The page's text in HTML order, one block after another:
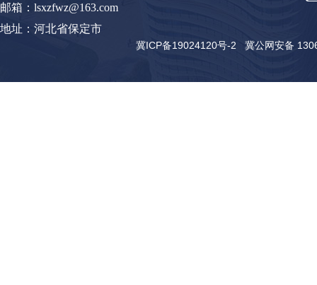
邮箱：lsxzfwz@163.com
地址：河北省保定市
冀ICP备19024120号-2 冀公网安备